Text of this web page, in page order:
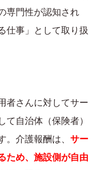
専門性が認知され
仕事」として取り扱
者さんに対してサー
て自治体（保険者）
。介護報酬は、 サー
ため、施設側が自由